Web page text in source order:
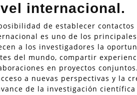
internacional.
de establecer
es uno de los
a los investigadores la
del mundo, compartir
en proyectos
a nuevas perspectivas y la
de la investigación